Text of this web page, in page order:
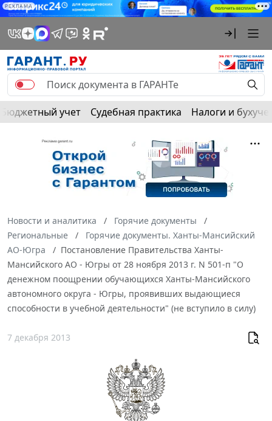
РЕКЛАМА
Бюджетный учет Судебная практика Налоги и
Новости и аналитика
Горячие документы
Региональные
Горячие документы. Ханты-Мансийский
АО-Югра
Постановление Правительства Ханты-
Мансийского АО - Югры от 28 ноября 2013 г. N 501-п "О
денежном поощрении обучающихся Ханты-Мансийского
автономного округа - Югры, проявивших выдающиеся
способности в учебной деятельности" (не вступило в силу)
7 декабря 2013